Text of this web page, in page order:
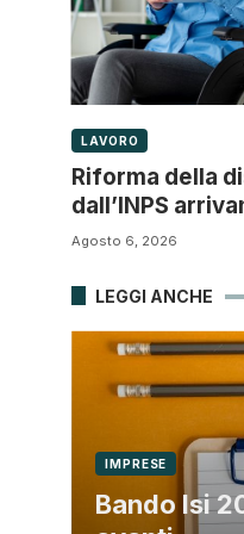
LAVORO
Riforma della
dall’INPS
progetto di vita
Agosto 6, 2026
LEGGI ANCHE
IMPRESE
Bando Isi